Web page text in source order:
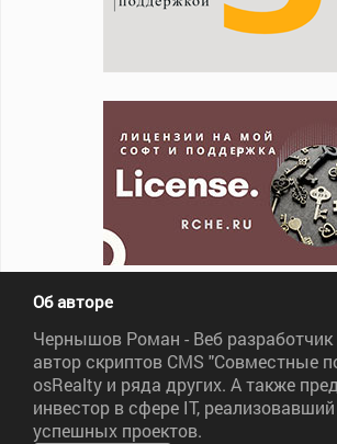
Об авторе
Чернышов Роман - Веб разработчик
автор скриптов CMS "Совместные
osRealty и ряда других. А также
инвестор в сфере IT,
успешных проектов.